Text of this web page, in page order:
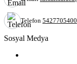
Telefon 5427705400
Sosyal Medya